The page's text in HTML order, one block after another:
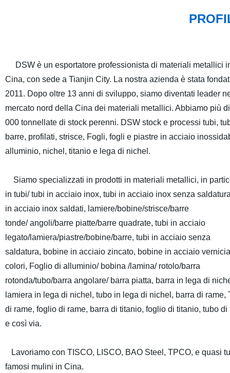
DSW è un esportatore professionista di materiali metallici
Cina, con sede a Tianjin City. La nostra azienda è stata
2011. Dopo oltre 13 anni di sviluppo, siamo diventati leader
mercato nord della Cina dei materiali metallici. Abbiamo più
000 tonnellate di stock perenni. DSW stock e processi tubi,
barre, profilati, strisce, Fogli, fogli e piastre in acciaio
alluminio, nichel, titanio e lega di nichel.
Siamo specializzati in prodotti in materiali metallici, in
in tubi/ tubi in acciaio inox, tubi in acciaio inox senza
in acciaio inox saldati, lamiere/bobine/strisce/barre
tonde/ angoli/barre piatte/barre quadrate, tubi in acciaio
legato/lamiera/piastre/bobine/barre, tubi in acciaio senza
saldatura, bobine in acciaio zincato, bobine in acciaio
colori, Foglio di alluminio/ bobina /lamina/ rotolo/barra
rotonda/tubo/barra angolare/ barra piatta, barra in lega di
lamiera in lega di nichel, tubo in lega di nichel, barra di rame,
di rame, foglio di rame, barra di titanio, foglio di titanio, tubo di
e così via.
Lavoriamo con TISCO, LISCO, BAO Steel, TPCO, e quasi
famosi mulini in Cina.